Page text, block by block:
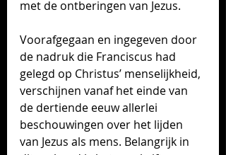
met de ontberingen van Jezus.
Voorafgegaan en ingegeven door
de nadruk die Franciscus had
gelegd op Christus’ menselijkheid,
verschijnen vanaf het einde van
de dertiende eeuw allerlei
beschouwingen over het lijden
van Jezus als mens. Belangrijk in